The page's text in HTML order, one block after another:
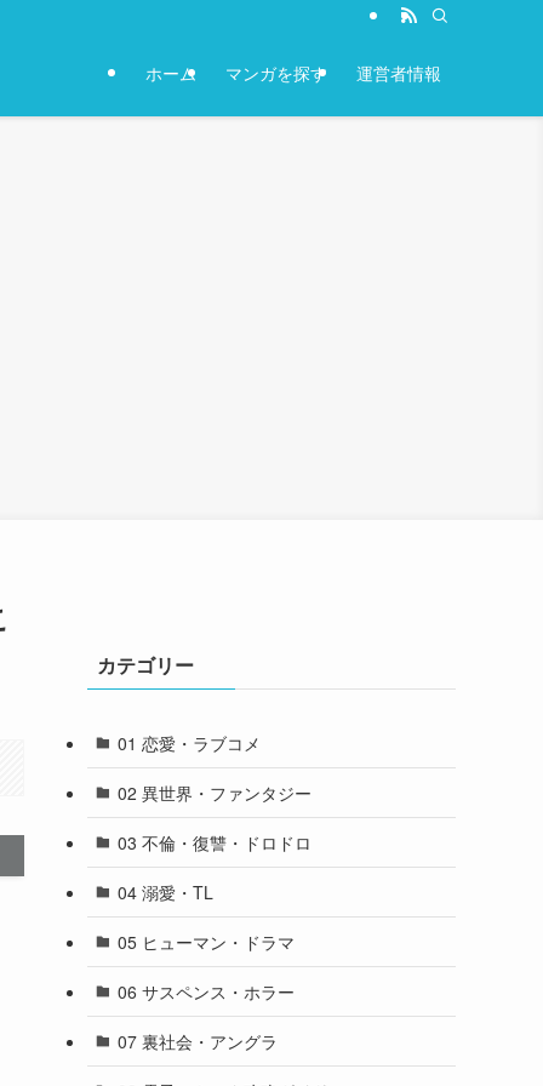
ホーム マンガを探す 運営者情報
カテゴリー
01 恋愛・ラブコメ
02 異世界・ファンタジー
03 不倫・復讐・ドロドロ
04 溺愛・TL
05 ヒューマン・ドラマ
06 サスペンス・ホラー
07 裏社会・アングラ